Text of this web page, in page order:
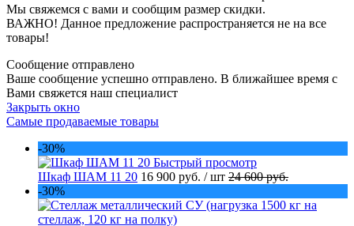
Мы свяжемся с вами и сообщим размер скидки.
ВАЖНО! Данное предложение распространяется не на все
товары!
Сообщение отправлено
Ваше сообщение успешно отправлено. В ближайшее время с
Вами свяжется наш специалист
Закрыть окно
Самые продаваемые товары
-30%
Быстрый просмотр
Шкаф ШАМ 11 20 16 900 руб. / шт 24 600 руб.
-30%